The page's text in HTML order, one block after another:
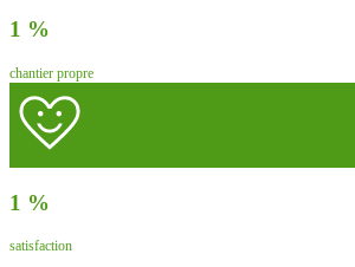
1 %
chantier propre
1 %
satisfaction